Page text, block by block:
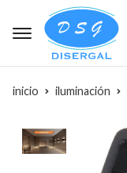
inicio iluminación